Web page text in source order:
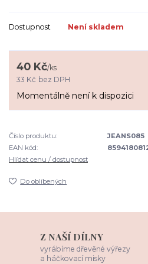
Dostupnost Není skladem
40 Kč/ks
33 Kč bez DPH
Momentálně není k dispozici
Číslo produktu:
JEANS085
EAN kód:
Hlídat cenu / dostupnost
Do oblíbených
Z NAŠÍ DÍLNY
vyrábíme dřevěné výřezy
a háčkovací misky